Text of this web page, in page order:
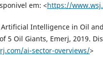
em: <https://
Artificial Intelligence in Oil
5 Oil Giants, Emerj, 2019.
ai-sector-overviews/>